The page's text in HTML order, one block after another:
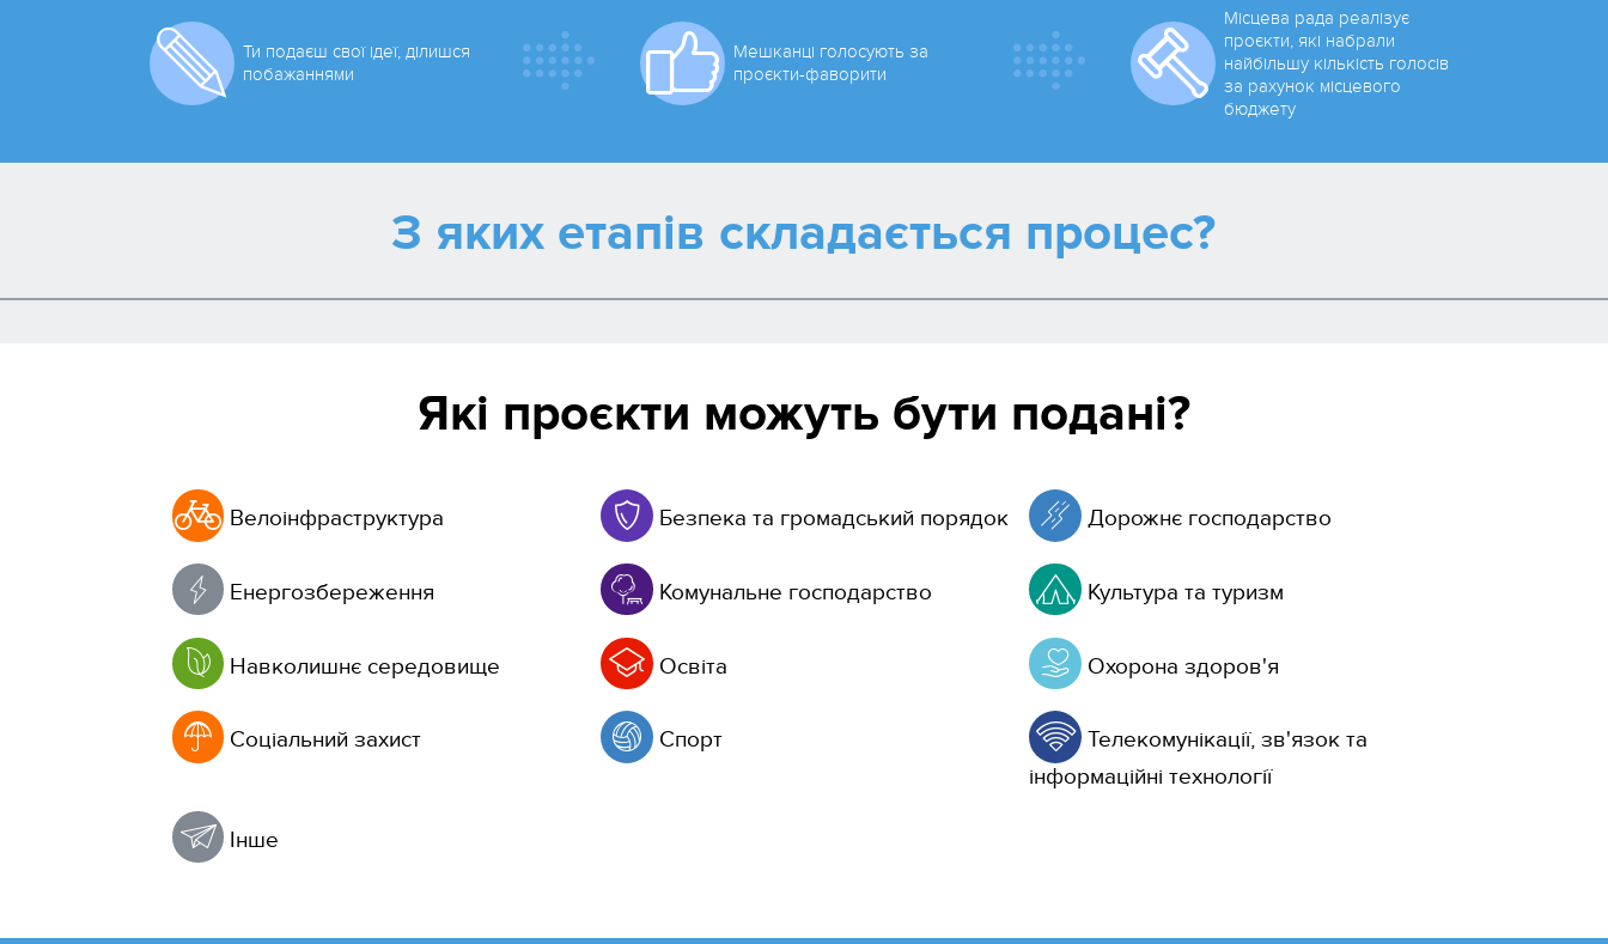
Ти подаєш свої ідеї, ділишся
побажаннями
Мешканці голосують за
проєкти-фаворити
Місцева рада реалізує
проєкти, які набрали
нaйбільшу кількість голосів
за рахунок місцевого
бюджету
З яких етапів складається процес?
Які проєкти можуть бути подані?
Велоінфраструктура Безпека та громадський порядок Дорожнє господарство
Енергозбереження Комунальне господарство Культура та туризм
Навколишнє середовище Освіта Охорона здоров'я
Соціальний захист Спорт
Телекомунікації, зв'язок та
інформаційні технології
Інше